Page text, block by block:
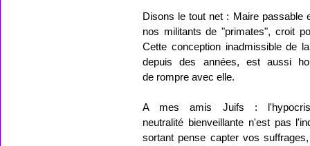
Disons le tout net : Maire passable
nos militants de "primates", croit
Cette conception inadmissible de
depuis des années, est aussi
de rompre avec elle.
A mes amis Juifs :
neutralité bienveillante n'est pas
sortant pense capter vos